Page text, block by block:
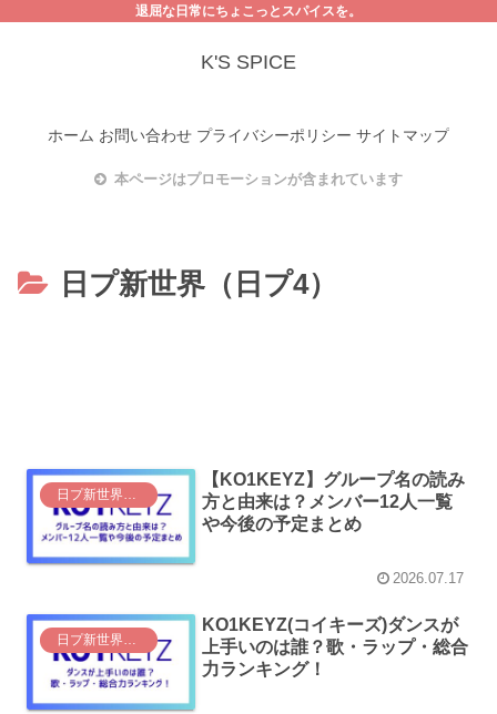
退屈な日常にちょこっとスパイスを。
K'S SPICE
ホーム お問い合わせ プライバシーポリシー サイトマップ
本ページはプロモーションが含まれています
日プ新世界（日プ4）
日プ新世界（日プ4）
【KO1KEYZ】グループ名の読み
方と由来は？メンバー12人一覧
や今後の予定まとめ
2026.07.17
日プ新世界（日プ4）
KO1KEYZ(コイキーズ)ダンスが
上手いのは誰？歌・ラップ・総合
力ランキング！